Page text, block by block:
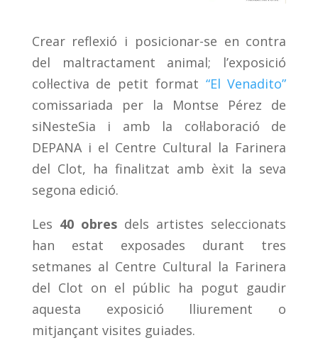
Crear reflexió i posicionar-se en contra
del maltractament animal; l’exposició
col·lectiva de petit format “El Venadito”
comissariada per la Montse Pérez de
siNesteSia i amb la col·laboració de
DEPANA i el Centre Cultural la Farinera
del Clot, ha finalitzat amb èxit la seva
segona edició.
Les 40 obresdels artistes seleccionats
han estat exposades durant tres
setmanes al Centre Cultural la Farinera
del Clot on el públic ha pogut gaudir
aquesta exposició lliurement o
mitjançant visites guiades.